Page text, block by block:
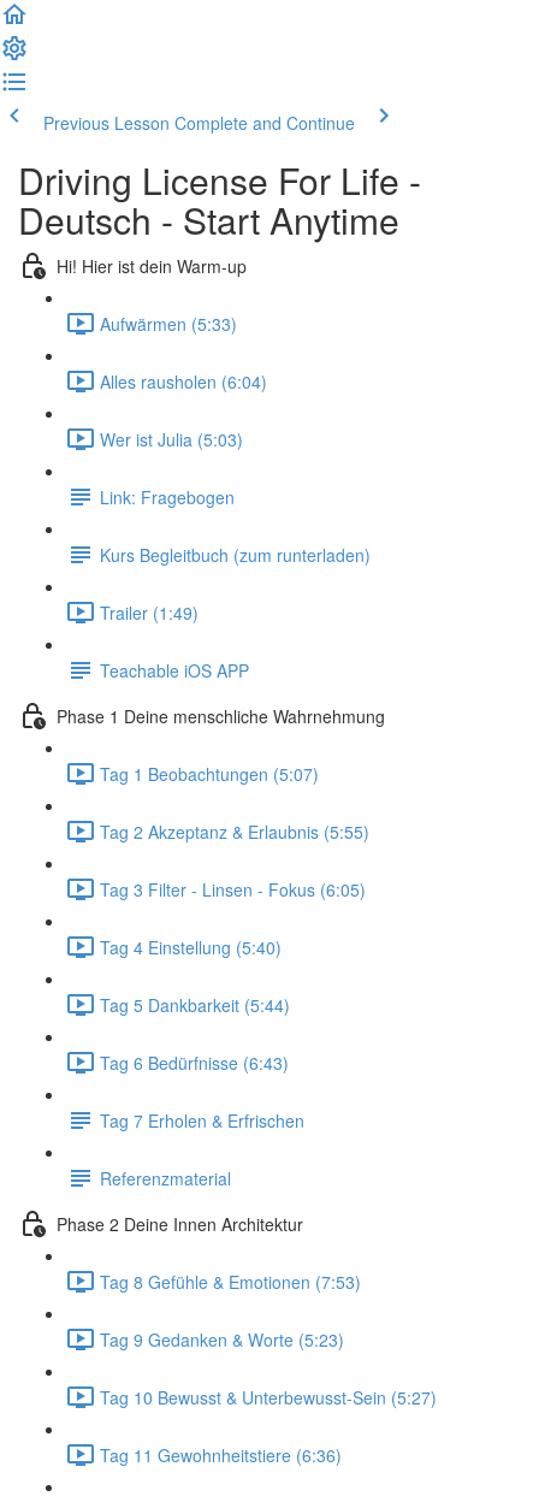
Previous Lesson Complete and Continue
Driving License For Life -
Deutsch - Start Anytime
Hi! Hier ist dein Warm-up
Aufwärmen (5:33)
Alles rausholen (6:04)
Wer ist Julia (5:03)
Link: Fragebogen
Kurs Begleitbuch (zum runterladen)
Trailer (1:49)
Teachable iOS APP
Phase 1 Deine menschliche Wahrnehmung
Tag 1 Beobachtungen (5:07)
Tag 2 Akzeptanz & Erlaubnis (5:55)
Tag 3 Filter - Linsen - Fokus (6:05)
Tag 4 Einstellung (5:40)
Tag 5 Dankbarkeit (5:44)
Tag 6 Bedürfnisse (6:43)
Tag 7 Erholen & Erfrischen
Referenzmaterial
Phase 2 Deine Innen Architektur
Tag 8 Gefühle & Emotionen (7:53)
Tag 9 Gedanken & Worte (5:23)
Tag 10 Bewusst & Unterbewusst-Sein (5:27)
Tag 11 Gewohnheitstiere (6:36)